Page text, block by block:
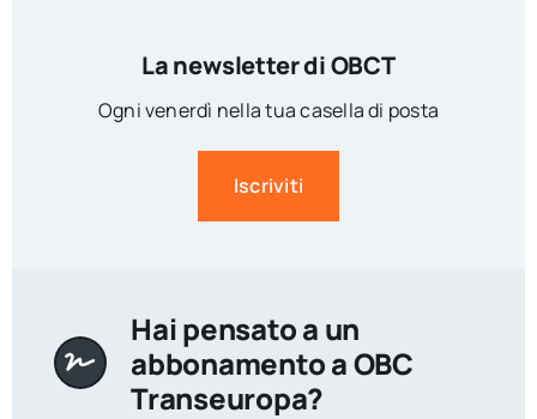
La newsletter di OBCT
Ogni venerdì nella tua casella di posta
Iscriviti
Hai pensato a un
abbonamento a OBC
Transeuropa?